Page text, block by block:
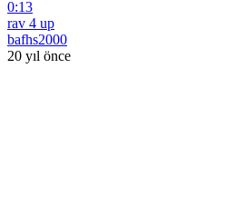
0:13
rav 4 up
bafhs2000
20 yıl önce